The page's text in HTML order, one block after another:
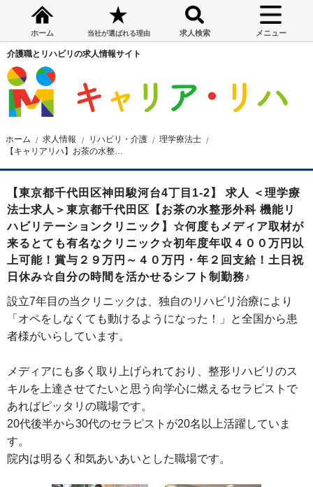
ホーム 当社が選ばれる理由 求人検索 メニュー
介護職とリハビリの求人情報サイト
ホーム 求人情報 リハビリ・介護
理学療法士
【東京都千代田区神田駿河台4丁目1-2】 求人 ＜理学療
法士求人＞東京都千代田区【お茶の水整形外科 機能リ
ハビリテーションクリニック】☆何度もメディア取材が
来るとても有名なクリニック☆初年度年収４００万円以
上可能！賞与２９万円～４０万円・年２回支給！土日祝
日休み☆自分の時間を活かせるシフト制勤務♪
設立7年目の当クリニックは、独自のリハビリ治療により
「オペをしなくても動けるようになった！」と全国から患
者様がいらしています。
メディアにも多く取り上げられており、整形リハビリのス
キルを上達させてたいと思う向学心に燃えるセラピストで
あればピッタリの職場です。
20代後半から30代のセラピストが20名以上活躍していま
す。
院内は明るく和気あいあいとした職場です。